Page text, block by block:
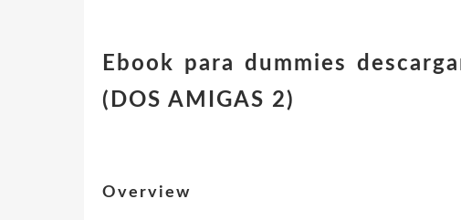
Ebook para dummies
(DOS AMIGAS 2)
Overview